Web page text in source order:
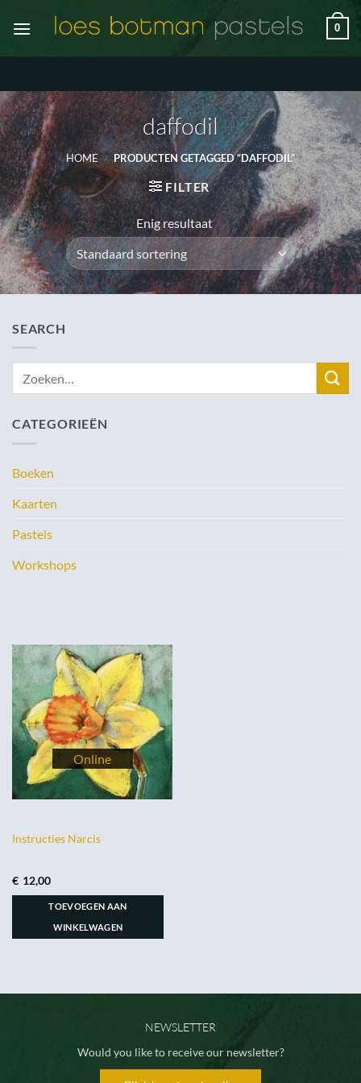
naar
0
daffodil
HOME / PRODUCTEN GETAGGED “DAFFODIL”
FILTER
Enig resultaat
SEARCH
CATEGORIEËN
Boeken
Kaarten
Pastels
Workshops
Instructies Narcis
€ 12,00
TOEVOEGEN AAN
WINKELWAGEN
NEWSLETTER
Would you like to receive our newsletter?